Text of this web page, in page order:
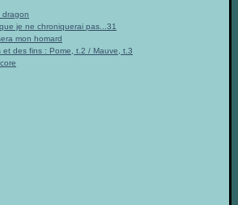
dragon
je ne chroniquerai pas...31
mon homard
et des fins : Pome, t.2 / Mauve, t.3